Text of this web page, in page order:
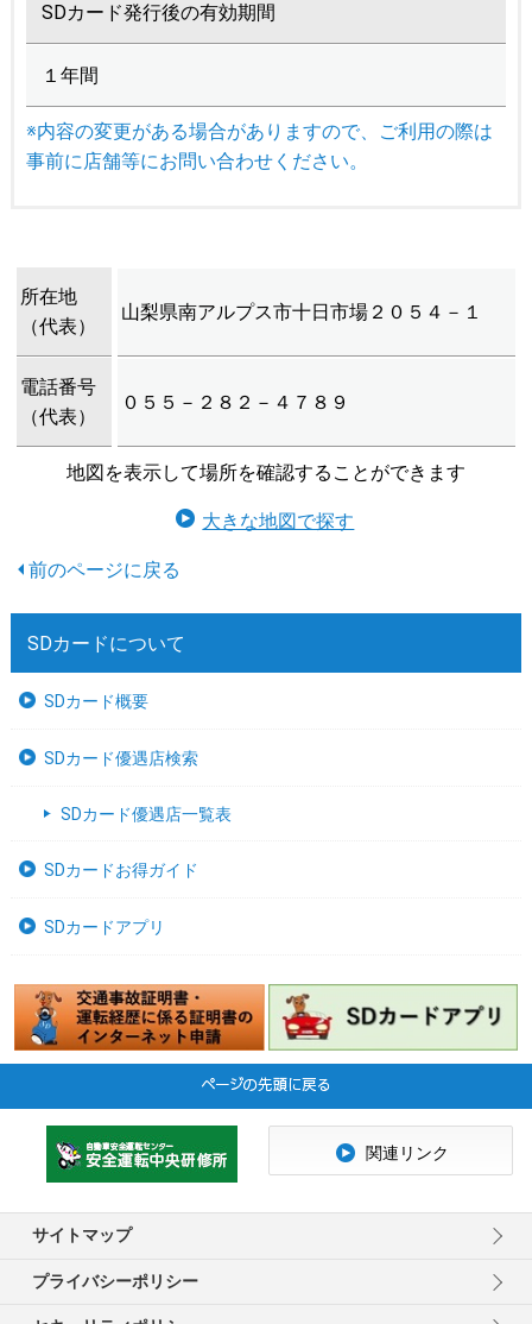
SDカード発行後の有効期間
１年間
※内容の変更がある場合がありますので、ご利用の際は
事前に店舗等にお問い合わせください。
所在地
（代表）
山梨県南アルプス市十日市場２０５４－１
電話番号
（代表）
０５５－２８２－４７８９
地図を表示して場所を確認することができます
大きな地図で探す
SDカードについて
SDカード概要
SDカード優遇店検索
SDカード優遇店一覧表
SDカードお得ガイド
SDカードアプリ
サイトマップ
プライバシーポリシー
関連リンク